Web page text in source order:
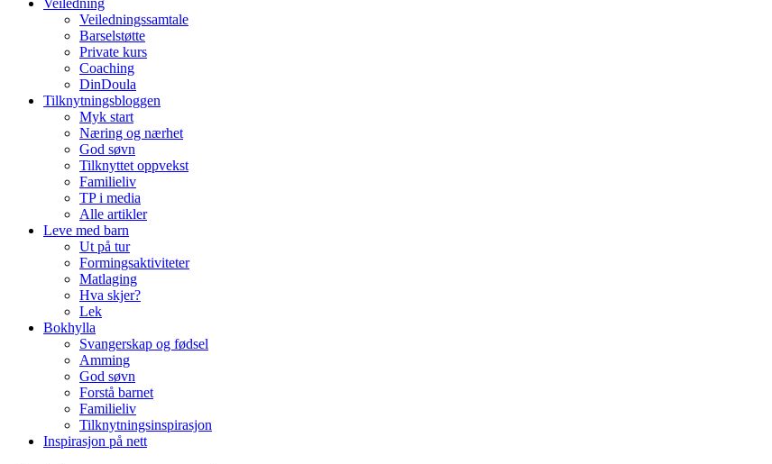
Veiledning
Veiledningssamtale
Barselstøtte
Private kurs
Coaching
DinDoula
Tilknytningsbloggen
Myk start
Næring og nærhet
God søvn
Tilknyttet oppvekst
Familieliv
TP i media
Alle artikler
Leve med barn
Ut på tur
Formingsaktiviteter
Matlaging
Hva skjer?
Lek
Bokhylla
Svangerskap og fødsel
Amming
God søvn
Forstå barnet
Familieliv
Tilknytningsinspirasjon
Inspirasjon på nett